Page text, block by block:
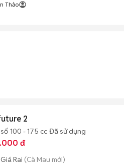
Thảo
2
100 - 175 cc Đã sử dụng
đ
Rai (Cà Mau mới)